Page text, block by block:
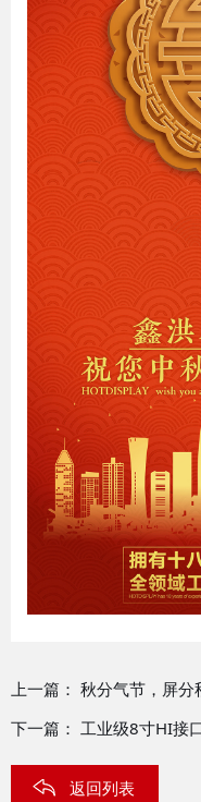
上一篇： 秋分气节，屏分
下一篇： 工业级8寸HI接口
返回列表